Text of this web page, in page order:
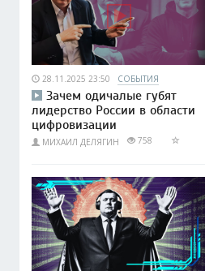
28.11.2025 23:50 СОБЫТИЯ
Зачем одичалые губят
лидерство России в области
цифровизации
МИХАИЛ ДЕЛЯГИН 758